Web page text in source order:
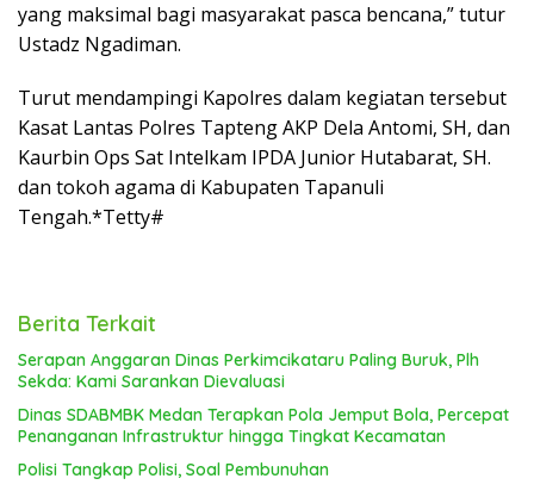
yang maksimal bagi masyarakat pasca bencana,” tutur
Ustadz Ngadiman.
Turut mendampingi Kapolres dalam kegiatan tersebut
Kasat Lantas Polres Tapteng AKP Dela Antomi, SH, dan
Kaurbin Ops Sat Intelkam IPDA Junior Hutabarat, SH.
dan tokoh agama di Kabupaten Tapanuli
Tengah.*Tetty#
Berita Terkait
Serapan Anggaran Dinas Perkimcikataru Paling Buruk, Plh
Sekda: Kami Sarankan Dievaluasi
Dinas SDABMBK Medan Terapkan Pola Jemput Bola, Percepat
Penanganan Infrastruktur hingga Tingkat Kecamatan
Polisi Tangkap Polisi, Soal Pembunuhan